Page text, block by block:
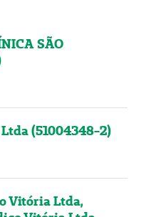
SÃO
(51004348-2)
Vitória Ltda,